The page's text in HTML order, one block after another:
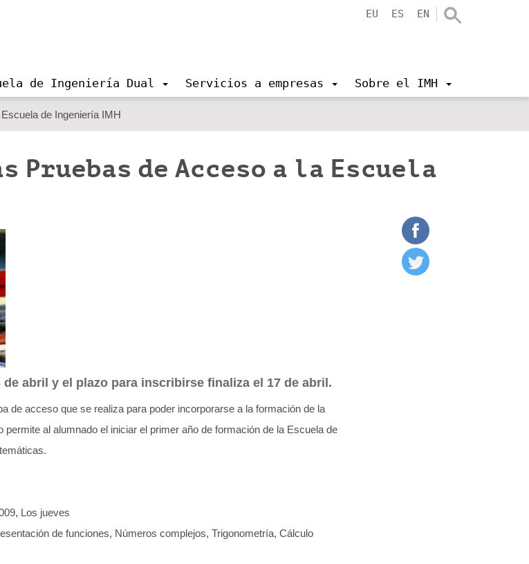
EU ES EN
de Ingeniería Dual Servicios a empresas Sobre el IMH
de Ingeniería IMH
Pruebas de Acceso a la Escuela
abril y el plazo para inscribirse finaliza el 17 de abril.
de acceso que se realiza para poder incorporarse a la formación de la
al alumnado el iniciar el primer año de formación de la Escuela de
Los jueves
de funciones, Números complejos, Trigonometría, Cálculo